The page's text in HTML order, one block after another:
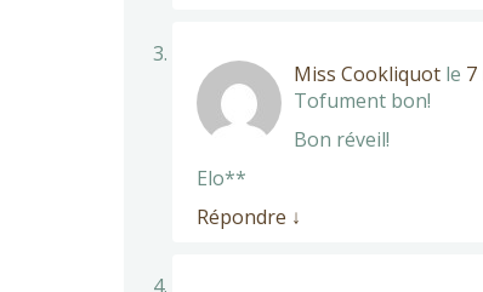
Miss Cookliquot le 7
Tofument bon!
Bon réveil!
Elo**
Répondre ↓